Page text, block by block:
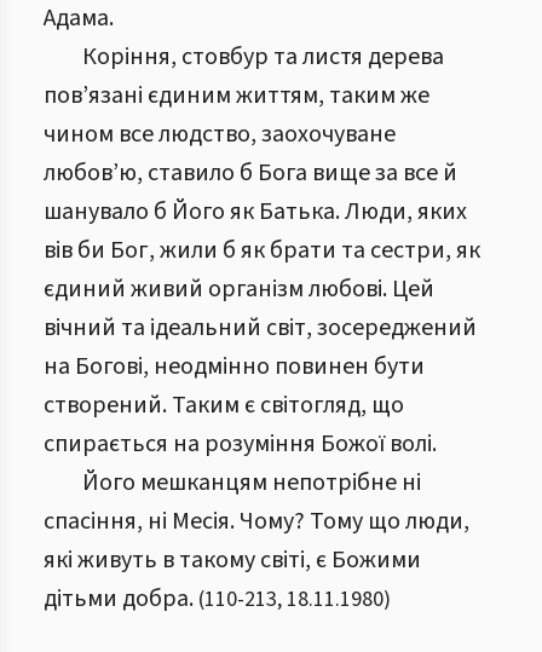
Адама.
Коріння, стовбур та листя дерева
пов’язані єдиним життям, таким же
чином все людство, заохочуване
любов’ю, ставило б Бога вище за все й
шанувало б Його як Батька. Люди, яких
вів би Бог, жили б як брати та сестри, як
єдиний живий організм любові. Цей
вічний та ідеальний світ, зосереджений
на Богові, неодмінно повинен бути
створений. Таким є світогляд, що
спирається на розуміння Божої волі.
Його мешканцям непотрібне ні
спасіння, ні Месія. Чому? Тому що люди,
які живуть в такому світі, є Божими
дітьми добра. (110-213, 18.11.1980)